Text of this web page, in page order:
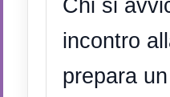
Chi si
incontro
prepara